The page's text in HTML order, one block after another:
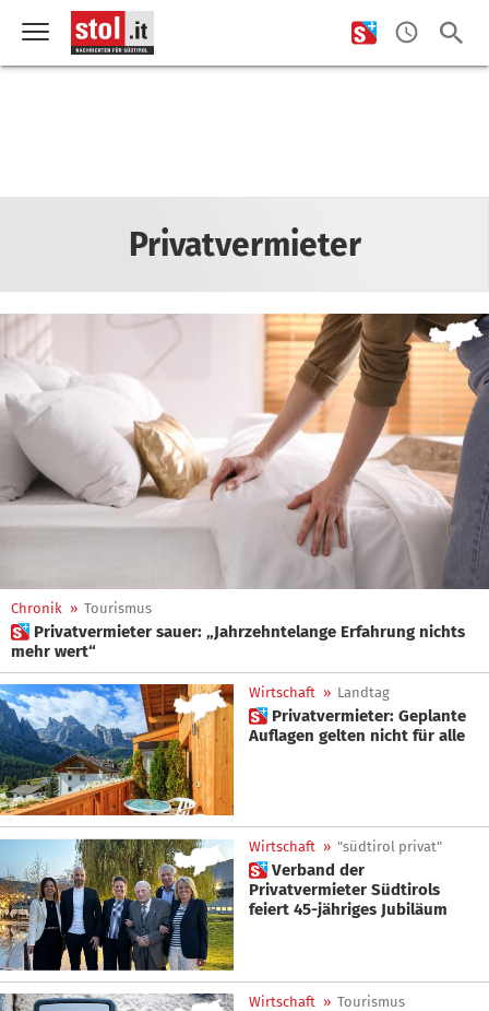
Privatvermieter
Chronik » Tourismus
 Privatvermieter sauer: „Jahrzehntelange Erfahrung nichts
mehr wert“
Wirtschaft » Landtag
 Privatvermieter: Geplante
Auflagen gelten nicht für alle
Wirtschaft » "südtirol privat"
 Verband der
Privatvermieter Südtirols
feiert 45-jähriges Jubiläum
Wirtschaft » Tourismus